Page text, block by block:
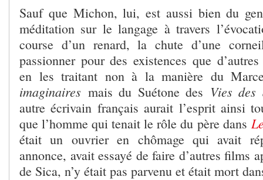
Sauf que Michon, lui, est aussi bien du
méditation sur le langage à travers
course d’un renard, la chute d’une
passionner pour des existences que
en les traitant non à la manière du
imaginaires mais du Suétone des Vies des
autre écrivain français aurait l’esprit ainsi
que l’homme qui tenait le rôle du père dans
était un ouvrier en chômage qui avait
annonce, avait essayé de faire d’autres films
de Sica, n’y était pas parvenu et était mort